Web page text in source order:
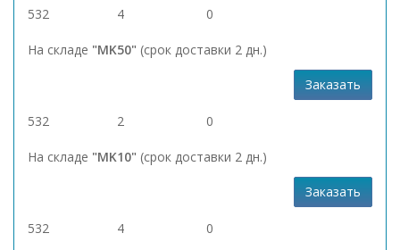
532 4 0
На складе "MK50" (срок доставки 2 дн.)
Заказать
532 2 0
На складе "MK10" (срок доставки 2 дн.)
Заказать
532 4 0